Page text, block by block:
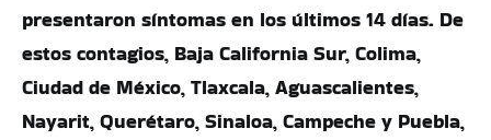
presentaron síntomas en los últimos 14 días. De
estos contagios, Baja California Sur, Colima,
Ciudad de México, Tlaxcala, Aguascalientes,
Nayarit, Querétaro, Sinaloa, Campeche y Puebla,